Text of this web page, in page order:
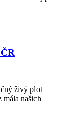
živý plot
našich